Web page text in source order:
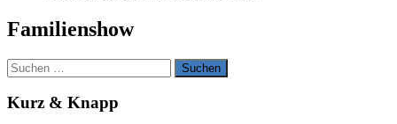
Familienshow
Suchen
nach:
Kurz & Knapp